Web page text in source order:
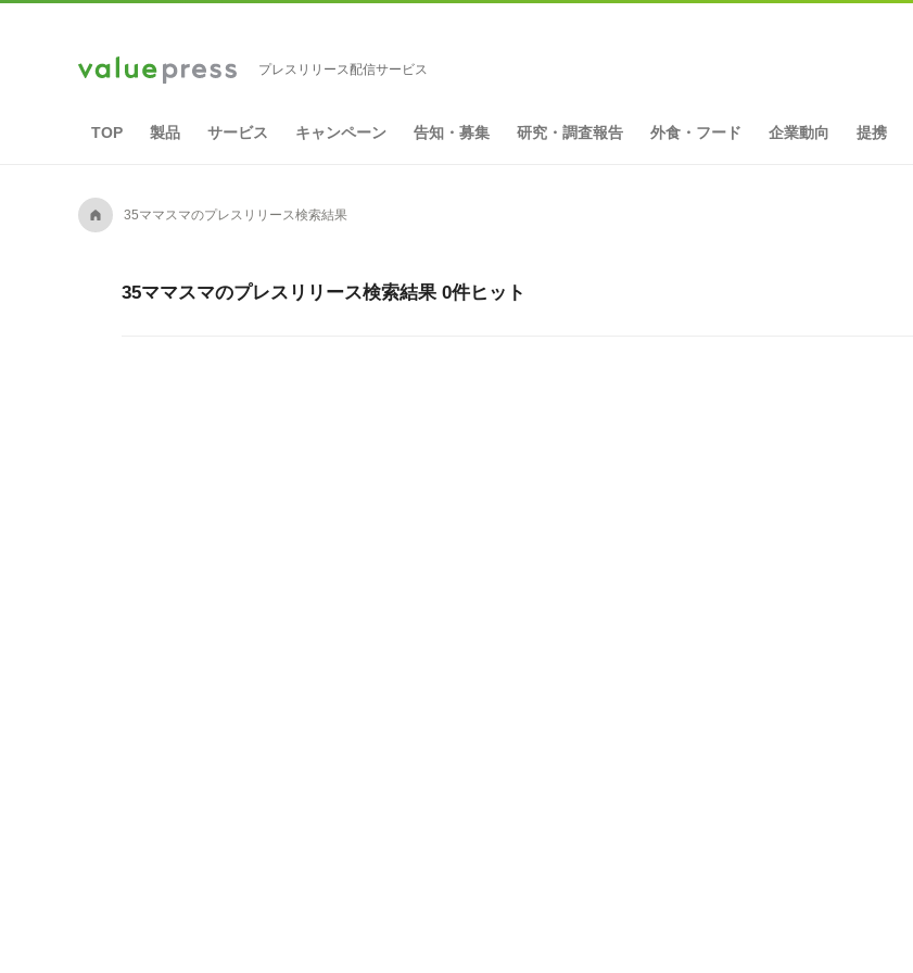
プレスリリース配信サービス
TOP 製品 サービス キャンペーン 告知・募集 研究・調査報告 外食・フード 企業動向 提携
A 35ママスマのプレスリリース検索結果
35ママスマのプレスリリース検索結果 0件ヒット